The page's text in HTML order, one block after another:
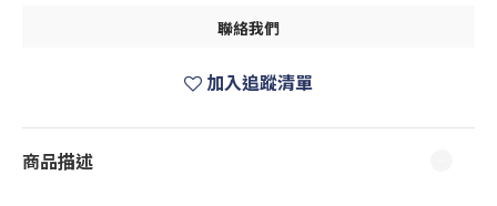
聯絡我們
加入追蹤清單
商品描述